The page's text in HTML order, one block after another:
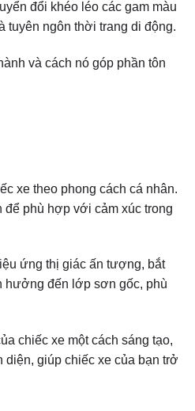
đổi khéo léo các gam màu
tuyên ngôn thời trang di động.
và cách nó góp phần tôn
xe theo phong cách cá nhân.
phù hợp với cảm xúc trong
ứng thị giác ấn tượng, bắt
hưởng đến lớp sơn gốc, phù
chiếc xe một cách sáng tạo,
diện, giúp chiếc xe của bạn trở